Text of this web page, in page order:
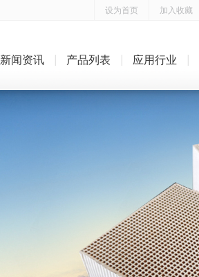
设为首页 加入收藏
新闻资讯 产品列表 应用行业